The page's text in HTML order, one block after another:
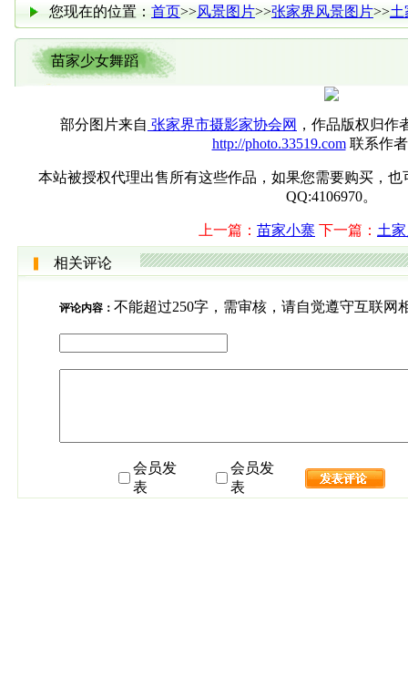
您现在的位置： 首页>>风景图片>>张家界风景图片>>土
苗家少女舞蹈
部分图片来自 张家界市摄影家协会网 ，作品版权归作
http://photo.33519.com联系作
本站被授权代理出售所有这些作品，如果您需要购买，也
QQ:4106970。
上一篇： 苗家小寨 下一篇： 土
相关评论
评论内容： 不能超过250字，需审核，请自觉遵守互联网
会员发
表
会员发
表